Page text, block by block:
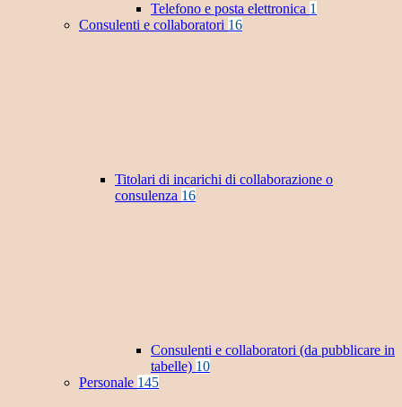
Telefono e posta elettronica 1
Consulenti e collaboratori 16
Titolari di incarichi di collaborazione o
consulenza 16
Consulenti e collaboratori (da pubblicare in
tabelle) 10
Personale 145